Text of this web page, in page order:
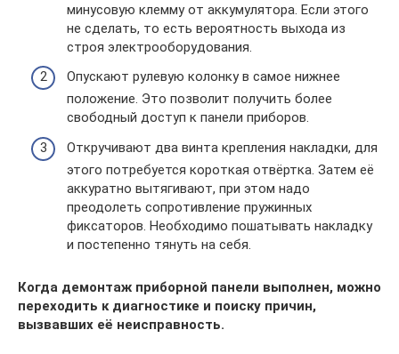
минусовую клемму от аккумулятора. Если этого
не сделать, то есть вероятность выхода из
строя электрооборудования.
Опускают рулевую колонку в самое нижнее
положение. Это позволит получить более
свободный доступ к панели приборов.
Откручивают два винта крепления накладки, для
этого потребуется короткая отвёртка. Затем её
аккуратно вытягивают, при этом надо
преодолеть сопротивление пружинных
фиксаторов. Необходимо пошатывать накладку
и постепенно тянуть на себя.
Когда демонтаж приборной панели выполнен, можно
переходить к диагностике и поиску причин,
вызвавших её неисправность.